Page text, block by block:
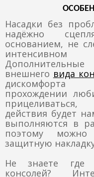
Насадки без
надёжно
основанием, не
внешнего вида
прохождении
действия будет
выполняются в
поэтому
защитную
Не знаете где
консолей?